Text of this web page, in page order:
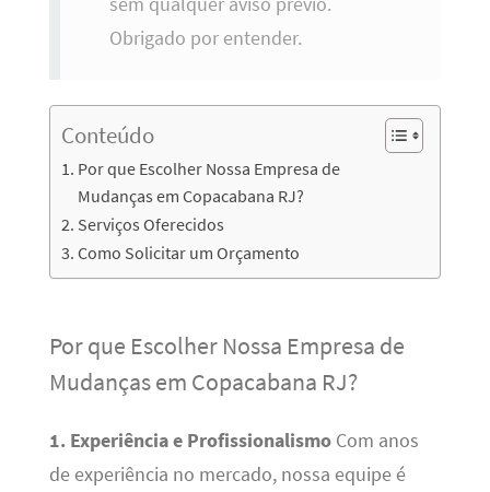
Obrigado por entender.
Conteúdo
Por que Escolher Nossa Empresa de
Mudanças em Copacabana RJ?
Serviços Oferecidos
Como Solicitar um Orçamento
Por que Escolher Nossa Empresa de
Mudanças em Copacabana RJ?
1. Experiência e ProfissionalismoCom anos
de experiência no mercado, nossa equipe é